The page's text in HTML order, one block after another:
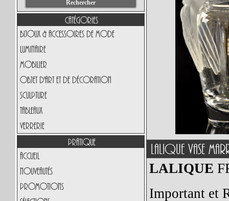
Catégories
Bijoux & Accessoires de Mode
Luminaire
Mobilier
Objet d'art et de Décoration
Sculpture
Tableaux
Verrerie
Pratique
Accueil
Nouveautés
Promotions
Lalique Vase
LALIQUE
Important et